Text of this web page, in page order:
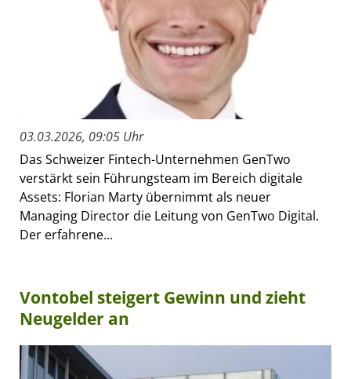
03.03.2026, 09:05 Uhr
Das Schweizer Fintech-Unternehmen GenTwo
verstärkt sein Führungsteam im Bereich digitale
Assets: Florian Marty übernimmt als neuer
Managing Director die Leitung von GenTwo Digital.
Der erfahrene...
Vontobel steigert Gewinn und zieht
Neugelder an